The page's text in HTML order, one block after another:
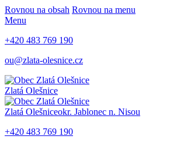
Rovnou na obsah Rovnou na menu
Menu
+420 483 769 190
ou@zlata-olesnice.cz
Zlatá Olešnice
Zlatá Olešniceokr. Jablonec n. Nisou
+420 483 769 190